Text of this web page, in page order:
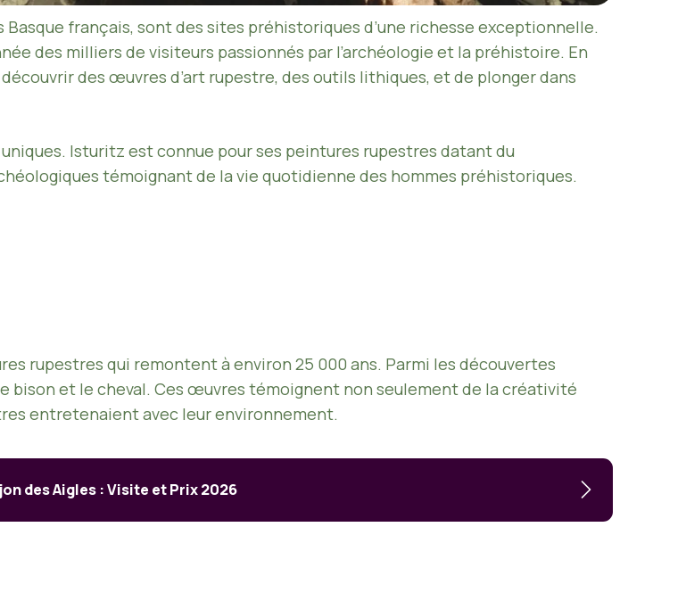
Basque français, sont des sites préhistoriques d’une richesse exceptionnelle.
des milliers de visiteurs passionnés par l’archéologie et la préhistoire. En
des œuvres d’art rupestre, des outils lithiques, et de plonger dans
Isturitz est connue pour ses peintures rupestres datant du
témoignant de la vie quotidienne des hommes préhistoriques.
rupestres qui remontent à environ 25 000 ans. Parmi les découvertes
bison et le cheval. Ces œuvres témoignent non seulement de la créativité
entretenaient avec leur environnement.
des Aigles : Visite et Prix 2026